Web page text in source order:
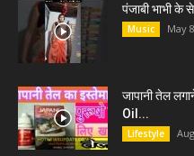
पंजाबी भाभी के
Music May
जापानी तेल
Oil...
Lifestyle